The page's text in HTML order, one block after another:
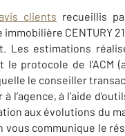
clients recueillis
CENTURY
Les estimations
protocole de l’ACM
le conseiller
à l’aide
aux évolutions du
vous communique le